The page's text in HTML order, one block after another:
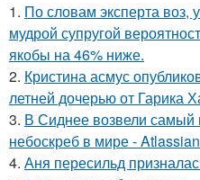
1. По словам эксперта воз,
мудрой супругой
якобы на 46% ниже.
2. Кристина асмус
летней дочерью от Гарика
3. В Сиднее возвели
небоскреб в мире -
4. Аня пересильд